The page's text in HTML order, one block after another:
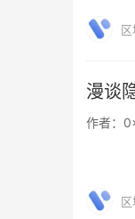
漫谈
作者：